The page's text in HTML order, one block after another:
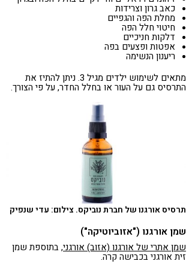
כאב גרון וצרידות
מחלת הפה והגפיים
חיטוי חלל הפה
דלקות חניכיים
אפטות ופצעים בפה
ריענון הנשימה
מתאים לשימוש ילדים מגיל 3. ניתן להתיז את
התרסיס גם על העור או בחלל החדר, על פי הצורך.
תרסיס אורגנו של חברת נוביקס. צילום: עדי שנפיק
שמן אורגנו ("אזוביוטיקה")
שמן אתרי של אורגנו (אזוב) אורגני, בתוספת שמן
זית אורגני בכבישה קרה.